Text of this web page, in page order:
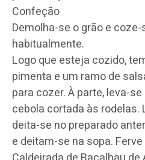
Confeção
Demolha-se o grão e
habitualmente.
Logo que esteja cozido,
pimenta e um ramo de
para cozer. À parte, leva-
cebola cortada às rodelas.
deita-se no preparado
e deitam-se na sopa.